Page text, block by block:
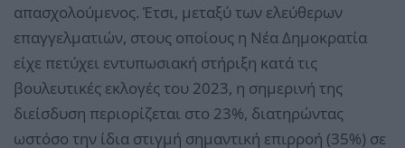
απασχολούμενος. Έτσι, μεταξύ των ελεύθερων
επαγγελματιών, στους οποίους η Νέα Δημοκρατία
είχε πετύχει εντυπωσιακή στήριξη κατά τις
βουλευτικές εκλογές του 2023, η σημερινή της
διείσδυση περιορίζεται στο 23%, διατηρώντας
ωστόσο την ίδια στιγμή σημαντική επιρροή (35%) σε